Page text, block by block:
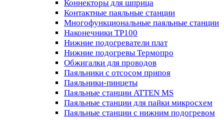
Коннекторы для шприца
Контактные паяльные станции
Многофункциональные паяльные станции
Наконечники TP100
Нижние подогреватели плат
Нижние подогревы Термопро
Обжигалки для проводов
Паяльники с отсосом припоя
Паяльники-пинцеты
Паяльные станции ATTEN MS
Паяльные станции для пайки микросхем
Паяльные станции с нижним подогревом